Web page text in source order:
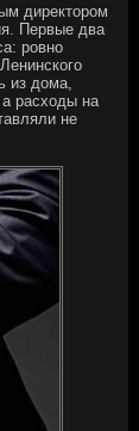
директором
Первые два
ровно
из дома,
расходы на
не